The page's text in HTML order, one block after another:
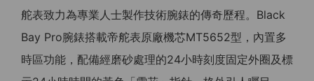
舵表致力為專業人士製作技術腕錶的傳奇歷程。Black
Bay Pro腕錶搭載帝舵表原廠機芯MT5652型，內置多
時區功能，配備經磨砂處理的24小時刻度固定外圈及標